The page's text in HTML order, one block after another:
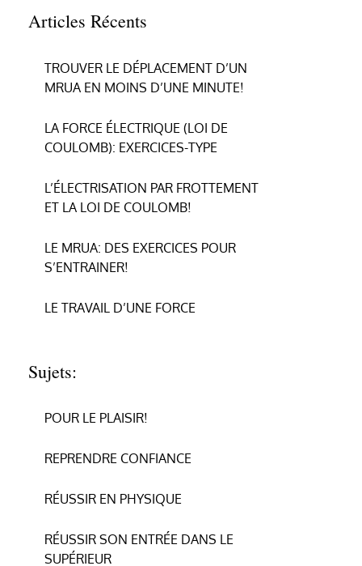
Articles Récents
TROUVER LE DÉPLACEMENT D’UN
MRUA EN MOINS D’UNE MINUTE!
LA FORCE ÉLECTRIQUE (LOI DE
COULOMB): EXERCICES-TYPE
L’ÉLECTRISATION PAR FROTTEMENT
ET LA LOI DE COULOMB!
LE MRUA: DES EXERCICES POUR
S’ENTRAINER!
LE TRAVAIL D’UNE FORCE
Sujets:
POUR LE PLAISIR!
REPRENDRE CONFIANCE
RÉUSSIR EN PHYSIQUE
RÉUSSIR SON ENTRÉE DANS LE
SUPÉRIEUR